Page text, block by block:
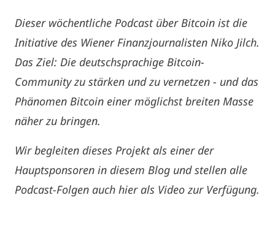
Dieser wöchentliche Podcast über Bitcoin ist die
Initiative des Wiener Finanzjournalisten Niko Jilch.
Das Ziel: Die deutschsprachige Bitcoin-
Community zu stärken und zu vernetzen - und das
Phänomen Bitcoin einer möglichst breiten Masse
näher zu bringen.
Wir begleiten dieses Projekt als einer der
Hauptsponsoren in diesem Blog und stellen alle
Podcast-Folgen auch hier als Video zur Verfügung.